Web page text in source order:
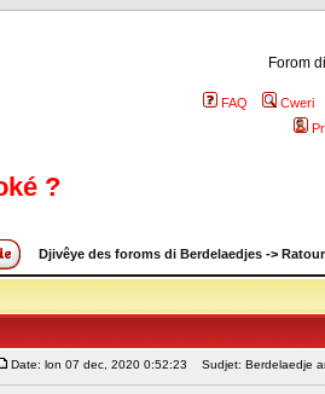
Forom
FAQ
Cweri
?
Djivêye des foroms di Berdelaedjes ->
Date: lon 07 dec, 2020 0:52:23 Sudjet: Berdelaedje